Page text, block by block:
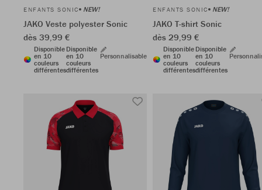
ENFANTS SONIC NEW!
JAKO Veste polyester Sonic
dès 39,99 €
Disponible
en 10
couleurs
différentes
Disponible
en 10
couleurs
différentes
Personnalisable
ENFANTS SONIC NEW!
JAKO T-shirt Sonic
dès 29,99 €
Disponible
en 10
couleurs
différentes
Disponible
en 10
couleurs
différentes